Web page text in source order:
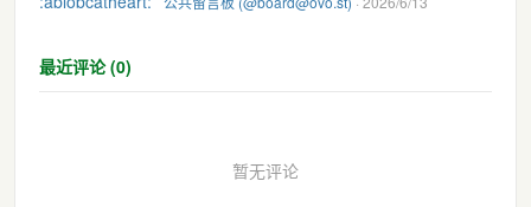
最近评论 (0)
暂无评论